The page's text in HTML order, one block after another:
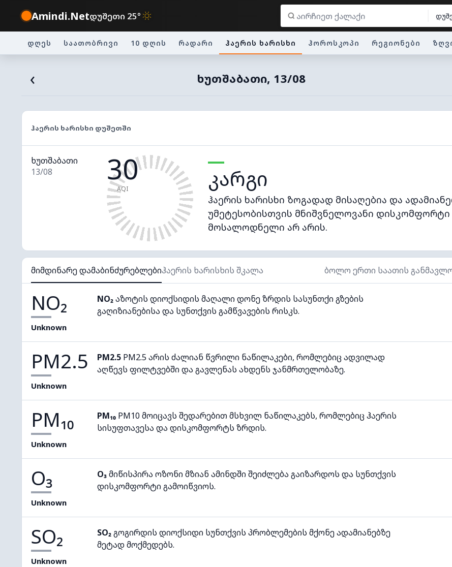
Amindi.Netდუშეთი 25°
დღეს საათობრივი 10 დღის რადარი ჰაერის ხარისხი ჰოროსკოპი რეგიონები
‹ ᲮᲣᲗᲨᲐᲑᲐᲗᲘ, 13/08
ᲰᲐᲔᲠᲘᲡ ᲮᲐᲠᲘᲡᲮᲘ ᲓᲣᲨᲔᲗᲨᲘ
ხუთშაბათი
13/08
30
AQI კარგი
ჰაერის ხარისხი ზოგადად მისაღებია და
უმეტესობისთვის მნიშვნელოვანი დისკომფორტი
მოსალოდნელი არ არის.
მიმდინარე დამაბინძურებლებიჰაერის ხარისხის შკალა ბოლო ერთი საათის
NO₂
Unknown
NO₂აზოტის დიოქსიდის მაღალი დონე ზრდის სასუნთქი გზების
გაღიზიანებისა და სუნთქვის გამწვავების რისკს.
PM2.5
Unknown
PM2.5 PM2.5 არის ძალიან წვრილი ნაწილაკები, რომლებიც ადვილად
აღწევს ფილტვებში და გავლენას ახდენს ჯანმრთელობაზე.
PM₁₀
Unknown
PM₁₀ PM10 მოიცავს შედარებით მსხვილ ნაწილაკებს, რომლებიც ჰაერის
სისუფთავესა და დისკომფორტს ზრდის.
O₃
Unknown
O₃მიწისპირა ოზონი მზიან ამინდში შეიძლება გაიზარდოს და სუნთქვის
დისკომფორტი გამოიწვიოს.
SO₂
Unknown
SO₂გოგირდის დიოქსიდი სუნთქვის პრობლემების მქონე ადამიანებზე
მეტად მოქმედებს.